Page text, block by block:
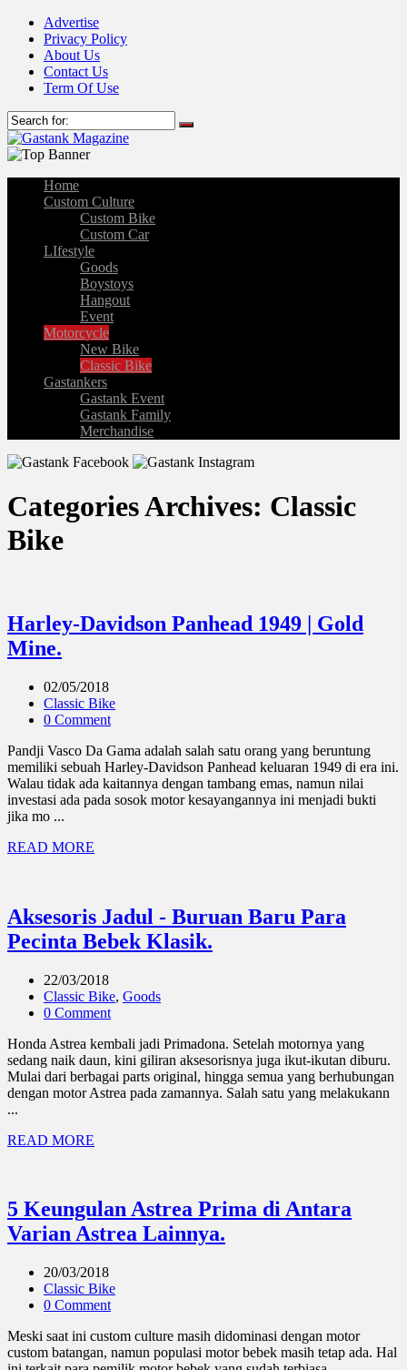
Advertise
Privacy Policy
About Us
Contact Us
Term Of Use
Home
Custom Culture
Custom Bike
Custom Car
LIfestyle
Goods
Boystoys
Hangout
Event
Motorcycle
New Bike
Classic Bike
Gastankers
Gastank Event
Gastank Family
Merchandise
Categories Archives: Classic
Bike
Harley-Davidson Panhead 1949 | Gold
Mine.
02/05/2018
Classic Bike
0 Comment
Pandji Vasco Da Gama adalah salah satu orang yang beruntung
memiliki sebuah Harley-Davidson Panhead keluaran 1949 di era ini.
Walau tidak ada kaitannya dengan tambang emas, namun nilai
investasi ada pada sosok motor kesayangannya ini menjadi bukti
jika mo ...
READ MORE
Aksesoris Jadul - Buruan Baru Para
Pecinta Bebek Klasik.
22/03/2018
Classic Bike, Goods
0 Comment
Honda Astrea kembali jadi Primadona. Setelah motornya yang
sedang naik daun, kini giliran aksesorisnya juga ikut-ikutan diburu.
Mulai dari berbagai parts original, hingga semua yang berhubungan
dengan motor Astrea pada zamannya. Salah satu yang melakukann
...
READ MORE
5 Keungulan Astrea Prima di Antara
Varian Astrea Lainnya.
20/03/2018
Classic Bike
0 Comment
Meski saat ini custom culture masih didominasi dengan motor
custom batangan, namun populasi motor bebek masih tetap ada. Hal